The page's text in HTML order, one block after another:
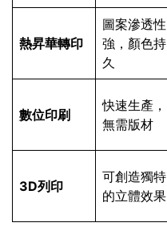
熱昇華轉印
圖案滲透性
強，顏色持
久
數位印刷
快速生產，
無需版材
3D列印
可創造獨特
的立體效果